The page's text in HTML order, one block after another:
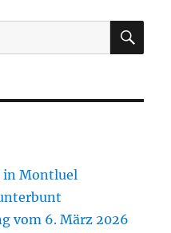
in Montluel
vom 6. März 2026